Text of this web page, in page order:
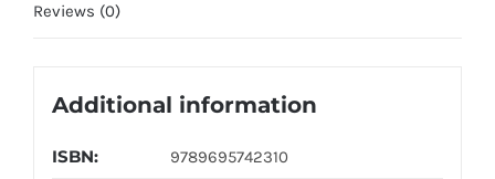
Reviews (0)
Additional information
ISBN: 9789695742310